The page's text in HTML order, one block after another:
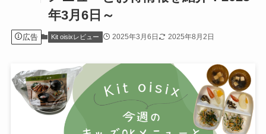
年3月6日～
広告 Kit oisixレビュー 2025年3月6日 2025年8月2日